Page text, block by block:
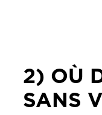
2) OÙ
SANS